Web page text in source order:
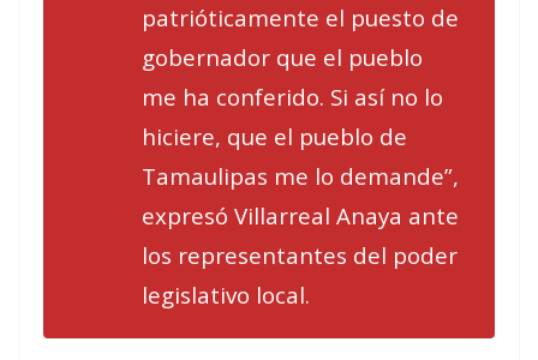
patrióticamente el puesto de
gobernador que el pueblo
me ha conferido. Si así no lo
hiciere, que el pueblo de
Tamaulipas me lo demande”,
expresó Villarreal Anaya ante
los representantes del poder
legislativo local.